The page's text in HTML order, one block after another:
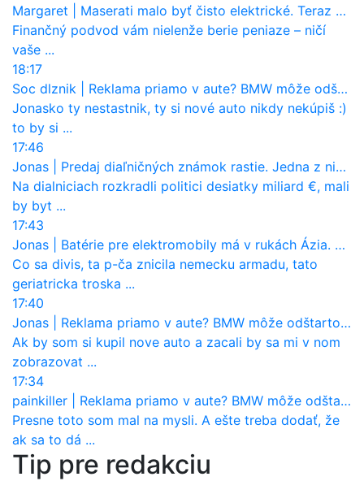
Margaret
Maserati malo byť čisto elektrické. Teraz zisťuje, že potrebuje nový osemvalcový motor
Finančný podvod vám nielenže berie peniaze – ničí
vaše ...
18:17
Soc dlznik
Reklama priamo v aute? BMW môže odštartovať nový trend
Jonasko ty nestastnik, ty si nové auto nikdy nekúpiš :)
to by si ...
17:46
Jonas
Predaj diaľničných známok rastie. Jedna z nich zaznamenala nečakane výrazný nárast
Na dialniciach rozkradli politici desiatky miliard €, mali
by byt ...
17:43
Jonas
Batérie pre elektromobily má v rukách Ázia. Európa ale stráca kontrolu aj nad vlastnou výrobou!
Co sa divis, ta p-ča znicila nemecku armadu, tato
geriatricka troska ...
17:40
Jonas
Reklama priamo v aute? BMW môže odštartovať nový trend
Ak by som si kupil nove auto a zacali by sa mi v nom
zobrazovat ...
17:34
painkiller
Reklama priamo v aute? BMW môže odštartovať nový trend
Presne toto som mal na mysli. A ešte treba dodať, že
ak sa to dá ...
Tip pre redakciu